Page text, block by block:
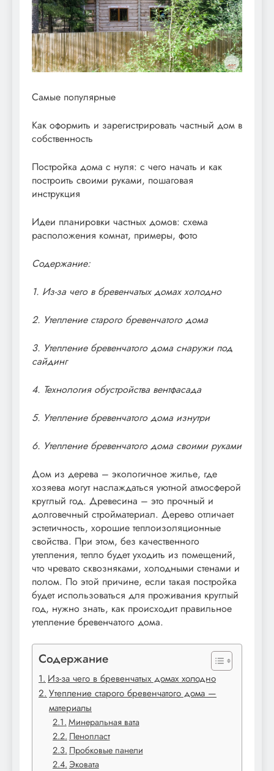
Самые популярные
Как оформить и зарегистрировать частный дом в
собственность
Постройка дома с нуля: с чего начать и как
построить своими руками, пошаговая
инструкция
Идеи планировки частных домов: схема
расположения комнат, примеры, фото
Содержание:
1. Из-за чего в бревенчатых домах холодно
2. Утепление старого бревенчатого дома
3. Утепление бревенчатого дома снаружи под
сайдинг
4. Технология обустройства вентфасада
5. Утепление бревенчатого дома изнутри
6. Утепление бревенчатого дома своими руками
Дом из дерева – экологичное жилье, где
хозяева могут наслаждаться уютной атмосферой
круглый год. Древесина – это прочный и
долговечный стройматериал. Дерево отличает
эстетичность, хорошие теплоизоляционные
свойства. При этом, без качественного
утепления, тепло будет уходить из помещений,
что чревато сквозняками, холодными стенами и
полом. По этой причине, если такая постройка
будет использоваться для проживания круглый
год, нужно знать, как происходит правильное
утепление бревенчатого дома.
Содержание
Из-за чего в бревенчатых домах холодно
Утепление старого бревенчатого дома —
материалы
Минеральная вата
Пенопласт
Пробковые панели
Эковата